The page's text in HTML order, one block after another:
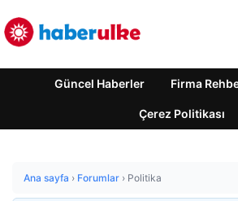
Güncel Haberler Firma
Çerez Politikası
Ana sayfa › Forumlar › Politika